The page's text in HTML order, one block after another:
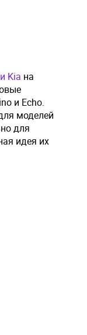
Kia на
и Echo.
моделей
для
идея их